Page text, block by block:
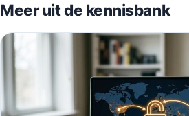
Meer uit de kennisbank